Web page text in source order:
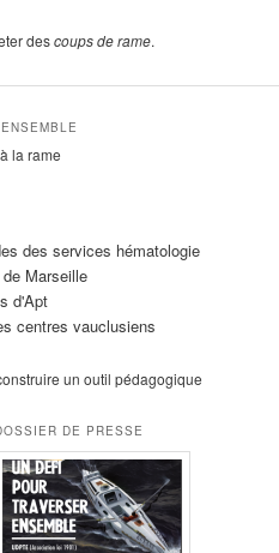
descoups de rame.
la rame
des services hématologie
Marseille
d'Apt
centres vauclusiens
un outil pédagogique
DE PRESSE